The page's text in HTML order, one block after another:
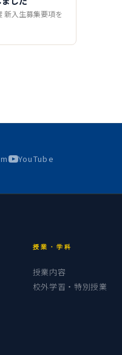
新入生募集要項を
YouTube
授業・学科
授業内容
校外学習・特別授業